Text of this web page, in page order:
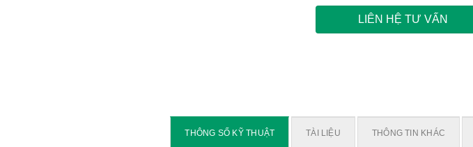
LIÊN HỆ TƯ VẤN
THÔNG SỐ KỸ THUẬT TÀI LIỆU THÔNG TIN KHÁC